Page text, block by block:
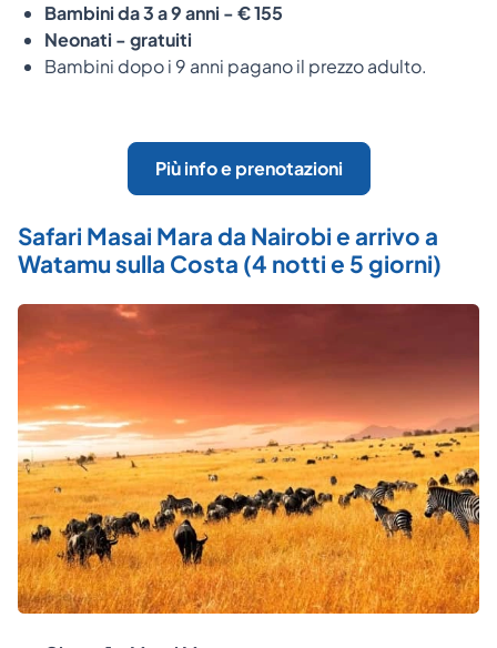
Bambini da 3 a 9 anni - € 155
Neonati - gratuiti
Bambini dopo i 9 anni pagano il prezzo adulto.
Più info e prenotazioni
Safari Masai Mara da Nairobi e arrivo a
Watamu sulla Costa (4 notti e 5 giorni)